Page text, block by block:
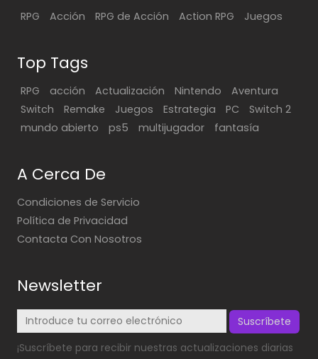
RPG Acción RPG de Acción Action RPG Juegos
Top Tags
RPG acción Actualización Nintendo
Aventura
Switch
Remake Juegos Estrategia PC
Switch 2
mundo abierto
ps5 multijugador fantasía
A Cerca De
Condiciones de Servicio
Política de Privacidad
Contacta Con Nosotros
Newsletter
Suscríbete
¡Suscríbete para recibir nuestras actualizaciones diarias